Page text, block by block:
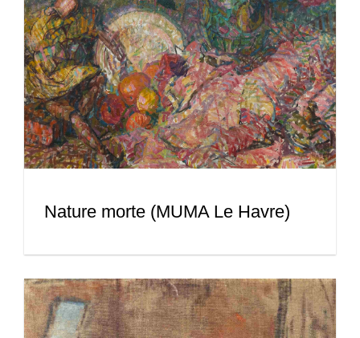
Nature morte (MUMA Le Havre)